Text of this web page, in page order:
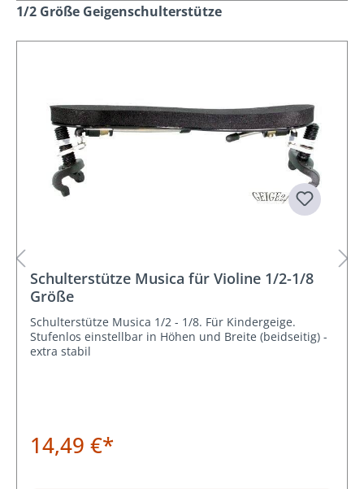
Produktgalerie überspringen
1/2 Größe Geigenschulterstütze
Schulterstütze Musica für Violine 1/2-1/8
Größe
Schulterstütze Musica 1/2 - 1/8. Für Kindergeige.
Stufenlos einstellbar in Höhen und Breite (beidseitig) -
extra stabil
14,49 €*